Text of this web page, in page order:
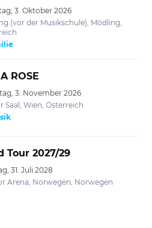
3. Oktober 2026
(vor der Musikschule), Mödling,
ROSE
3. November 2026
Saal, Wien, Österreich
Tour 2027/29
31. Juli 2028
Arena, Norwegen, Norwegen